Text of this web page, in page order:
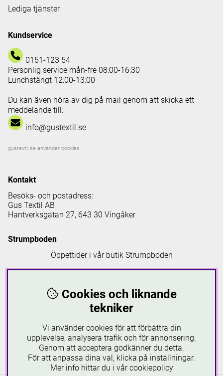
Lediga tjänster
Kundservice
0151-123 54
Personlig service mån-fre 08:00-16:30
Lunchstängt 12:00-13:00
Du kan även höra av dig på mail genom att skicka ett
meddelande till:
info@gustextil.se
gustextil.se använder cookies
Kontakt
Besöks- och postadress:
Gus Textil AB
Hantverksgatan 27, 643 30 Vingåker
Strumpboden
Öppettider i vår butik Strumpboden
Onsdag: 08 - 16.30
Torsdag: 08 - 18
Fredag: 08-16.30
Söndagar: 12-16
Läs mer om Strumpboden
Cookies och liknande
tekniker
Vi använder cookies för att förbättra din
upplevelse, analysera trafik och för annonsering.
Genom att acceptera godkänner du detta.
För att anpassa dina val, klicka på inställningar.
Mer info hittar du i vårcookiepolicy